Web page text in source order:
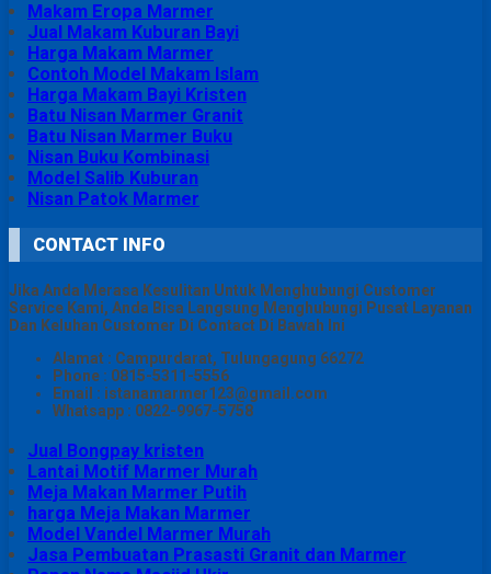
Makam Eropa Marmer
Jual Makam Kuburan Bayi
Harga Makam Marmer
Contoh Model Makam Islam
Harga Makam Bayi Kristen
Batu Nisan Marmer Granit
Batu Nisan Marmer Buku
Nisan Buku Kombinasi
Model Salib Kuburan
Nisan Patok Marmer
CONTACT INFO
Jika Anda Merasa Kesulitan Untuk Menghubungi Customer
Service Kami, Anda Bisa Langsung Menghubungi Pusat Layanan
Dan Keluhan Customer Di Contact Di Bawah Ini
Alamat : Campurdarat, Tulungagung 66272
Phone : 0815-5311-5556
Email : istanamarmer123@gmail.com
Whatsapp : 0822-9967-5758
Jual Bongpay kristen
Lantai Motif Marmer Murah
Meja Makan Marmer Putih
harga Meja Makan Marmer
Model Vandel Marmer Murah
Jasa Pembuatan Prasasti Granit dan Marmer